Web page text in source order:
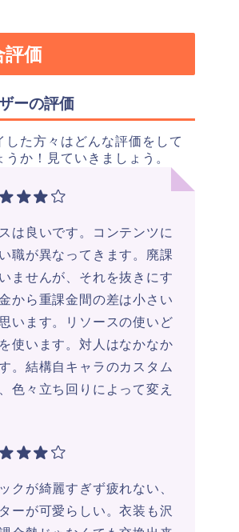
価
ーの評価
した方々はどんな評価をして
うか！見ていきましょう。
は良いです。コンテンツに
職が異なってきます。廃課
ませんが、それを抜きにす
から重課金間の差は小さい
います。リソースの使いど
使います。対人はなかなか
。結構自キャラのカスタム
色々立ち回りによって変え
クが綺麗すぎず疲れない、
ーが可愛らしい。衣装も沢